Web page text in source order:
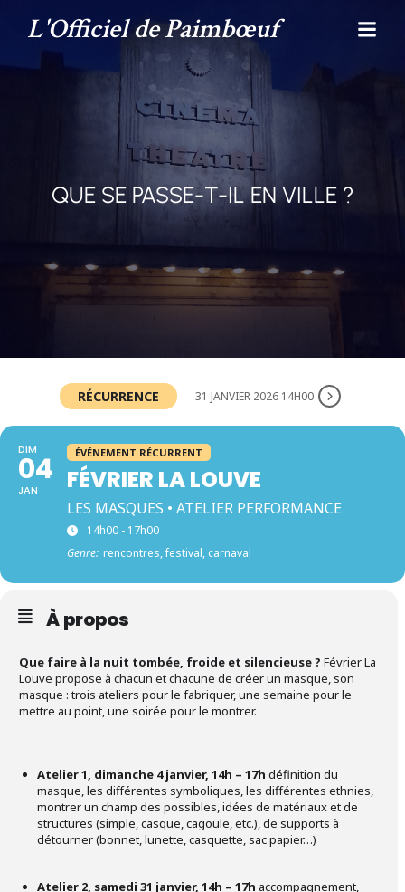
L'Officiel de Paimbœuf
QUE SE PASSE-T-IL EN VILLE ?
RÉCURRENCE 31 JANVIER 2026 14H00
DIM
04
JAN
ÉVÉNEMENT RÉCURRENT
FÉVRIER LA LOUVE
LES MASQUES • ATELIER PERFORMANCE
14h00 - 17h00
Genre: rencontres, festival, carnaval
À propos
Que faire à la nuit tombée, froide et silencieuse ? Février La
Louve propose à chacun et chacune de créer un masque, son
masque : trois ateliers pour le fabriquer, une semaine pour le
mettre au point, une soirée pour le montrer.
Atelier 1, dimanche 4 janvier, 14h – 17h définition du
masque, les différentes symboliques, les différentes ethnies,
montrer un champ des possibles, idées de matériaux et de
structures (simple, casque, cagoule, etc.), de supports à
détourner (bonnet, lunette, casquette, sac papier…)
Atelier 2, samedi 31 janvier, 14h – 17h accompagnement,